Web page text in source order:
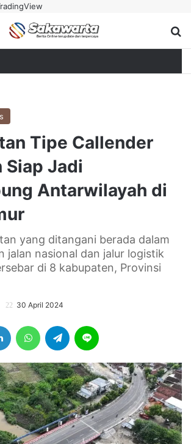
Tipe Callender
Siap Jadi
Antarwilayah di
yang ditangani berada dalam
jalan nasional dan jalur logistik
di 8 kabupaten, Provinsi
30 April 2024
LinkedIn WhatsAppTelegram